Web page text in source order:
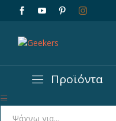
Προϊόντα
Όλα